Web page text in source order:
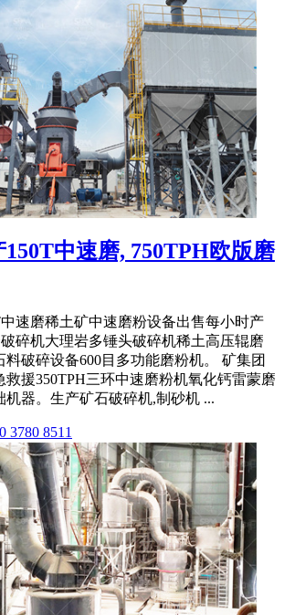
中速磨, 750TPH欧版磨
速磨稀土矿中速磨粉设备出售每小时产
碎机大理岩多锤头破碎机稀土高压辊磨
料破碎设备600目多功能磨粉机。 矿集团
救援350TPH三环中速磨粉机氧化钙雷蒙磨
机器。生产矿石破碎机,制砂机 ...
3780 8511